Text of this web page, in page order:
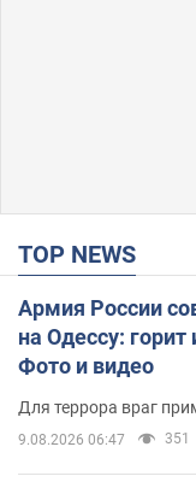
TOP NEWS
Армия России
на Одессу: горит
Фото и видео
Для террора враг
9.08.2026 06:47 351